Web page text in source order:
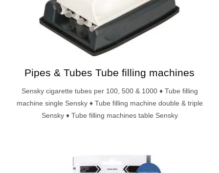
Pipes & Tubes Tube filling machines
Sensky cigarette tubes per 100, 500 & 1000 ♦ Tube filling
machine single Sensky ♦ Tube filling machine double & triple
Sensky ♦ Tube filling machines table Sensky